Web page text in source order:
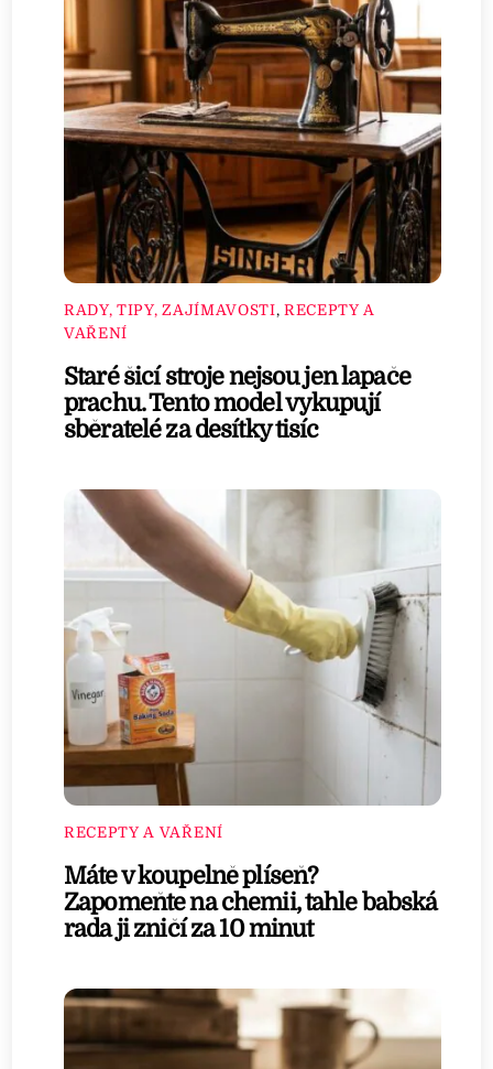
RADY, TIPY, ZAJÍMAVOSTI, RECEPTY A
VAŘENÍ
Staré šicí stroje nejsou jen lapače
prachu. Tento model vykupují
sběratelé za desítky tisíc
RECEPTY A VAŘENÍ
Máte v koupelně plíseň?
Zapomeňte na chemii, tahle babská
rada ji zničí za 10 minut